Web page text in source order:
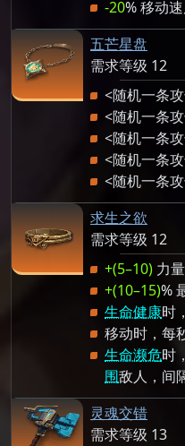
-20% 移动
五芒星盘
需求等级 12
<随机一条
<随机一条
<随机一条
<随机一条
<随机一条
求生之欲
需求等级 12
+(5–10) 力量
+(10–15)%
生命健康时，
移动时，每
生命濒危时
围敌人，间
灵魂交错
需求等级 13